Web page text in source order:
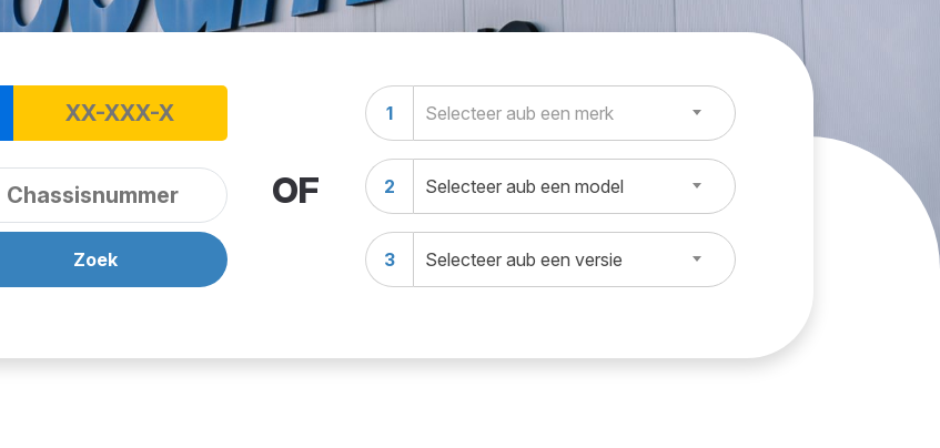
Zoek
OF
1 Selecteer aub een merk
2 Selecteer aub een model
3 Selecteer aub een versie